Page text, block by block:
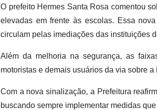
O prefeito Hermes Santa Rosa comentou
elevadas em frente às escolas. Essa
circulam pelas imediações das instituições
Além da melhoria na segurança, as
motoristas e demais usuários da via sobre
Com a nova sinalização, a Prefeitura
buscando sempre implementar medidas